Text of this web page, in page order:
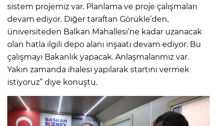
sistem projemiz var. Planlama ve proje çalışmaları
devam ediyor. Diğer taraftan Görükle’den,
üniversiteden Balkan Mahallesi’ne kadar uzanacak
olan hatla ilgili depo alanı inşaatı devam ediyor. Bu
çalışmayı Bakanlık yapacak. Anlaşmalarımız var.
Yakın zamanda ihalesi yapılarak startını vermek
istiyoruz” diye konuştu.